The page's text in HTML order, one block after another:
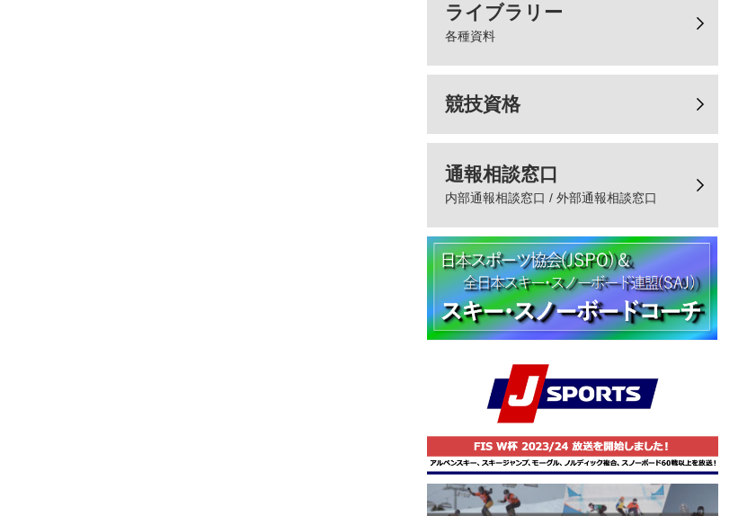
ライブラリー
各種資料
競技資格
通報相談窓口
内部通報相談窓口 / 外部通報相談窓口